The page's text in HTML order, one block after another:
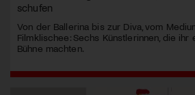
schufen
Von der Ballerina bis zur Diva, vom
Filmklischee: Sechs Künstlerinnen, die ihr
Bühne machten.